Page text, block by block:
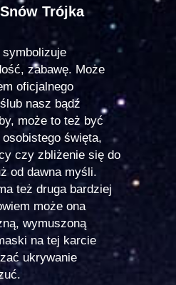
Trójka
zabawę. Może
oficjalnego
nasz bądź
może to też być
święta,
czy zbliżenie się do
od dawna myśli.
też druga bardziej
może ona
wymuszoną
na tej karcie
ukrywanie